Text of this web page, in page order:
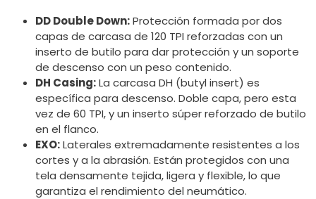
DD Double Down:Protección formada por dos
capas de carcasa de 120 TPI reforzadas con un
inserto de butilo para dar protección y un soporte
de descenso con un peso contenido.
DH Casing:La carcasa DH (butyl insert) es
específica para descenso. Doble capa, pero esta
vez de 60 TPI, y un inserto súper reforzado de butilo
en el flanco.
EXO:Laterales extremadamente resistentes a los
cortes y a la abrasión. Están protegidos con una
tela densamente tejida, ligera y flexible, lo que
garantiza el rendimiento del neumático.